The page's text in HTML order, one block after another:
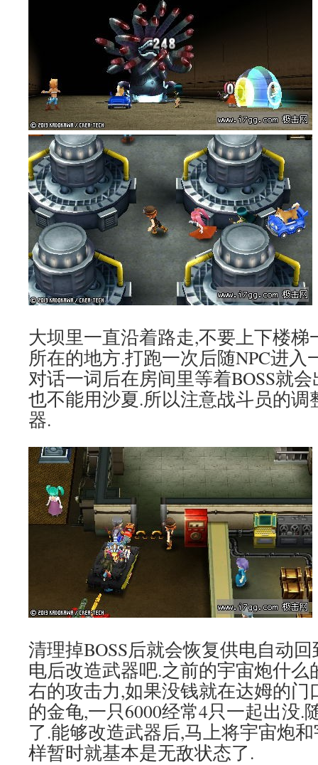
大坝里一直沿着路走,不要上下楼
所在的地方.打跑一次后随NPC进入
对话一词后在房间里等着BOSS就
也不能用沙夏.所以注意战斗员的调
器.
清理掉BOSS后就会恢复供电自动
电后改造武器吧.之前的宇宙炮什么
右的攻击力,如果没钱就在达姆的门
的金龟,一只6000经常4只一起出没.
了.能够改造武器后,马上将宇宙炮
样暂时就基本是无敌状态了.